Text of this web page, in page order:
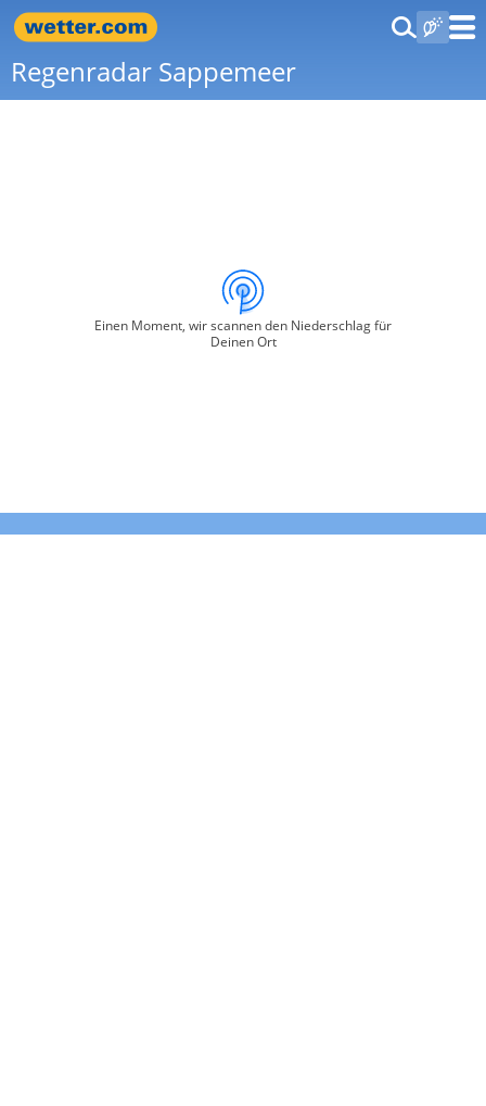
Regenradar Sappemeer
Einen Moment, wir scannen den Niederschlag für
Deinen Ort